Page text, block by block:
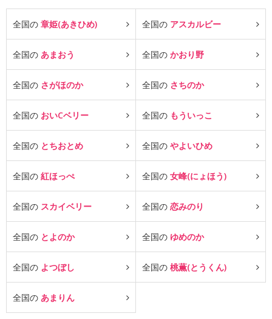
全国の 章姫(あきひめ) 全国の アスカルビー
全国の あまおう 全国の かおり野
全国の さがほのか 全国の さちのか
全国の おいCベリー 全国の もういっこ
全国の とちおとめ 全国の やよいひめ
全国の 紅ほっぺ 全国の 女峰(にょほう)
全国の スカイベリー 全国の 恋みのり
全国の とよのか 全国の ゆめのか
全国の よつぼし 全国の 桃薫(とうくん)
全国の あまりん